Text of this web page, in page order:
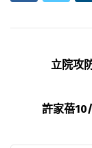
立院攻
許家蓓